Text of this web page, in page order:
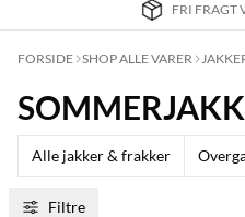
FRI FRAGT
FORSIDE SHOP ALLE VARER
Alle jakker & frakker
Filtre